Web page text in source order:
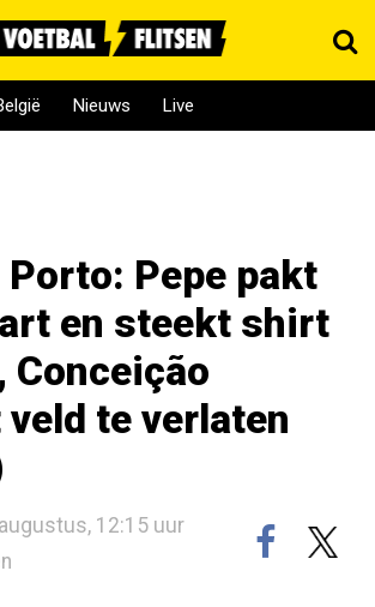
Nieuws Live
Pepe pakt
en steekt shirt
Conceição
te verlaten
12:15 uur